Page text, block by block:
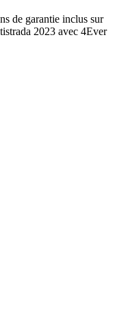
de garantie inclus sur
2023 avec 4Ever